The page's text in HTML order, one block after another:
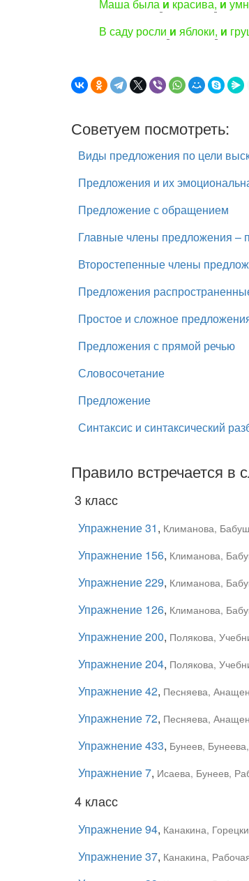
Маша была и красива, и
В саду росли и яблоки, и
Советуем посмотреть:
Виды предложения по цели
Предложения и их
Предложение с обращением
Главные члены предложения –
Второстепенные члены
Предложения
Простое и сложное
Предложения с прямой речью
Словосочетание
Предложение
Синтаксис и синтаксический
Правило встречается в
3 класс
Упражнение 31, Климанова,
Упражнение 156, Климанова,
Упражнение 229, Климанова,
Упражнение 126, Климанова,
Упражнение 200, Полякова,
Упражнение 204, Полякова,
Упражнение 42, Песняева,
Упражнение 72, Песняева,
Упражнение 433, Бунеев,
Упражнение 7, Исаева, Бунеев,
4 класс
Упражнение 94, Канакина,
Упражнение 37, Канакина,